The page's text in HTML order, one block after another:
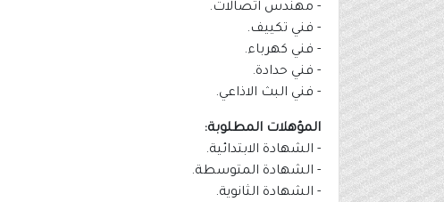
- مهندس اتصالات.
- فني تكييف.
- فني كهرباء.
- فني حدادة.
- فني البث الاذاعي.
المؤهلات المطلوبة:
- الشهادة الابتدائية.
- الشهادة المتوسطة.
- الشهادة الثانوية.